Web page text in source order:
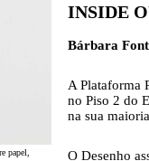
papel,
INSIDE
Bárbara
A Plataforma
no Piso 2 do
na sua
O Desenho